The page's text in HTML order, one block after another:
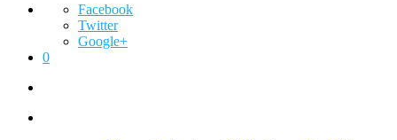
Facebook
Twitter
Google+
0